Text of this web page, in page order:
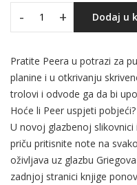
- + Dodaj u
Pratite Peera u potrazi za
planine i u otkrivanju
trolovi i odvode ga da bi
Hoće li Peer uspjeti pobjeći?
U novoj glazbenoj
priču pritisnite note na
oživljava uz glazbu
zadnjoj stranici knjige